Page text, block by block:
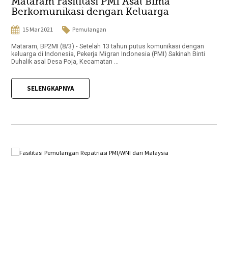
Berkomunikasi dengan Keluarga
15 Mar 2021 Pemulangan
Mataram, BP2MI (8/3) - Setelah 13 tahun putus komunikasi dengan
keluarga di Indonesia, Pekerja Migran Indonesia (PMI) Sakinah Binti
Duhalik asal Desa Poja, Kecamatan ...
SELENGKAPNYA